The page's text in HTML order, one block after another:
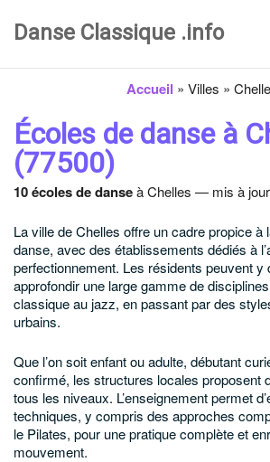
Danse Classique .info
Accueil » Villes »
Écoles de danse à
(77500)
10 écoles de danseà Chelles — mis à
La ville de Chelles offre un cadre propice à
danse, avec des établissements dédiés à
perfectionnement. Les résidents peuvent y
approfondir une large gamme de
classique au jazz, en passant par des
urbains.
Que l’on soit enfant ou adulte, débutant
confirmé, les structures locales proposent
tous les niveaux. L’enseignement permet
techniques, y compris des approches
le Pilates, pour une pratique complète et
mouvement.